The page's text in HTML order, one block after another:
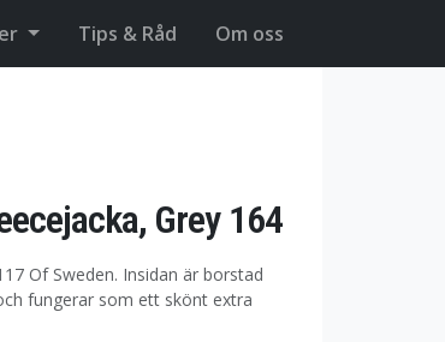
Tips & Råd Om oss
Grey 164
Of Sweden. Insidan är borstad
fungerar som ett skönt extra